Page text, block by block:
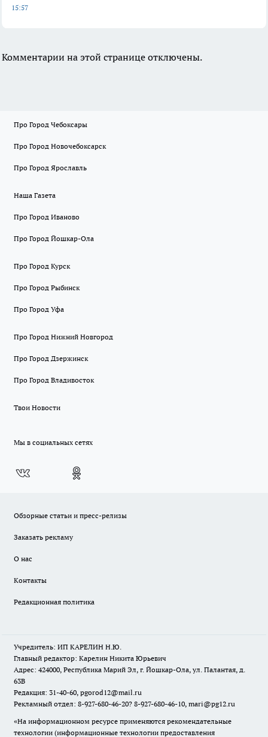
15:57
Комментарии на этой странице отключены.
Про Город Чебоксары
Про Город Новочебоксарск
Про Город Ярославль
Наша Газета
Про Город Иваново
Про Город Йошкар-Ола
Про Город Курск
Про Город Рыбинск
Про Город Уфа
Про Город Нижний Новгород
Про Город Дзержинск
Про Город Владивосток
Твои Новости
Мы в социальных сетях
Обзорные статьи и пресс-релизы
Заказать рекламу
О нас
Контакты
Редакционная политика
Учредитель: ИП КАРЕЛИН Н.Ю.
Главный редактор: Карелин Никита Юрьевич
Адрес: 424000, Республика Марий Эл, г. Йошкар-Ола, ул. Палантая, д.
63В
Редакция: 31-40-60, pgorod12@mail.ru
Рекламный отдел: 8-927-680-46-20? 8-927-680-46-10, mari@pg12.ru
«На информационном ресурсе применяются рекомендательные
технологии (информационные технологии предоставления